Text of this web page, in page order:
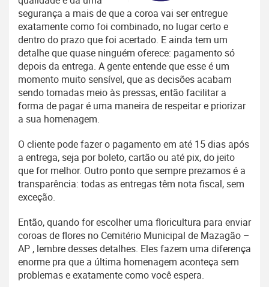
segurança a mais de que a coroa vai ser entregue
exatamente como foi combinado, no lugar certo e
dentro do prazo que foi acertado. E ainda tem um
detalhe que quase ninguém oferece: pagamento só
depois da entrega. A gente entende que esse é um
momento muito sensível, que as decisões acabam
sendo tomadas meio às pressas, então facilitar a
forma de pagar é uma maneira de respeitar e priorizar
a sua homenagem.
O cliente pode fazer o pagamento em até 15 dias após
a entrega, seja por boleto, cartão ou até pix, do jeito
que for melhor. Outro ponto que sempre prezamos é a
transparência: todas as entregas têm nota fiscal, sem
exceção.
Então, quando for escolher uma floricultura para enviar
coroas de flores no Cemitério Municipal de Mazagão –
AP , lembre desses detalhes. Eles fazem uma diferença
enorme pra que a última homenagem aconteça sem
problemas e exatamente como você espera.